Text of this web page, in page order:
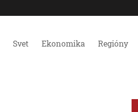
Svet Ekonomika Regióny